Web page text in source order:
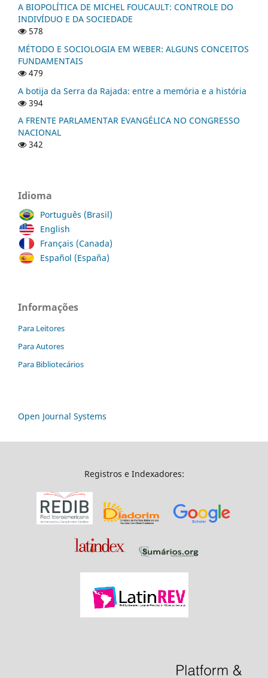
A BIOPOLÍTICA DE MICHEL FOUCAULT: CONTROLE DO
INDIVÍDUO E DA SOCIEDADE
578
MÉTODO E SOCIOLOGIA EM WEBER: ALGUNS CONCEITOS
FUNDAMENTAIS
479
A botija da Serra da Rajada: entre a memória e a história
394
A FRENTE PARLAMENTAR EVANGÉLICA NO CONGRESSO
NACIONAL
342
Idioma
Português (Brasil)
English
Français (Canada)
Español (España)
Informações
Para Leitores
Para Autores
Para Bibliotecários
Open Journal Systems
Registros e Indexadores: